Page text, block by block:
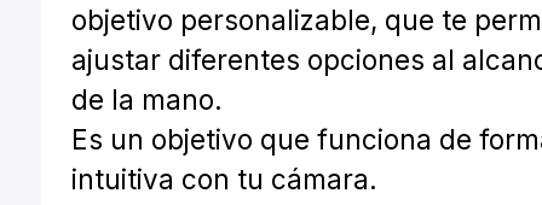
objetivo personalizable, que te
ajustar diferentes opciones al
de la mano.
Es un objetivo que funciona de
intuitiva con tu cámara.